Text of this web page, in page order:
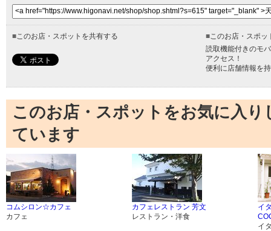
■ このお店・スポットを共有する ■ このお店・スポ
読取機能付きのモ
アクセス！
便利に店舗情報を
このお店・スポットをお気に入
ています
コムシロン☆カフェ
カフェ
カフェレストラン 芳文
レストラン・洋食
イ
イ